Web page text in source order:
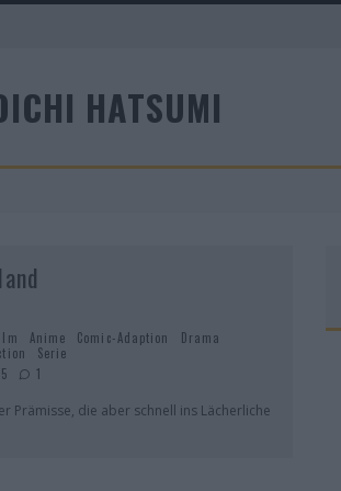
HATSUMI
Anime Comic-Adaption
Drama
Serie
1
Prämisse, die aber schnell ins Lächerliche